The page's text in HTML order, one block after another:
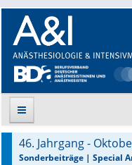
Suche
46. Jahrgang -
Sonderbeiträge | Special